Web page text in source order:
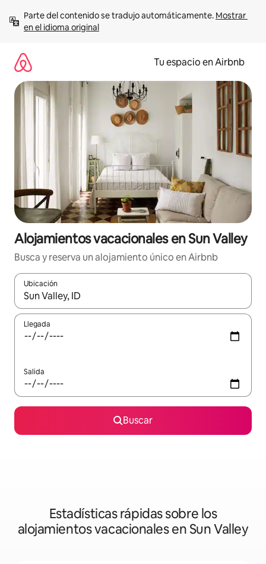
contenido
Parte del contenido se tradujo automáticamente. Mostrar
en el idioma original
Tu espacio en Airbnb
Alojamientos vacacionales en Sun Valley
Busca y reserva un alojamiento único en Airbnb
Ubicación
Cuando los resultados estén disponibles, podrás navegar
Llegada
Salida
Buscar
Estadísticas rápidas sobre los
alojamientos vacacionales en Sun Valley